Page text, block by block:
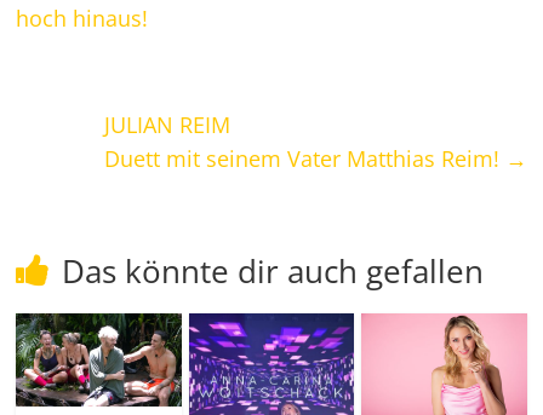
hoch hinaus!
JULIAN REIM
Duett mit seinem Vater Matthias Reim! →
Das könnte dir auch gefallen